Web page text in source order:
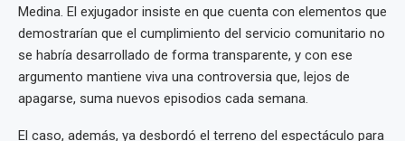
Medina. El exjugador insiste en que cuenta con elementos que
demostrarían que el cumplimiento del servicio comunitario no
se habría desarrollado de forma transparente, y con ese
argumento mantiene viva una controversia que, lejos de
apagarse, suma nuevos episodios cada semana.
El caso, además, ya desbordó el terreno del espectáculo para